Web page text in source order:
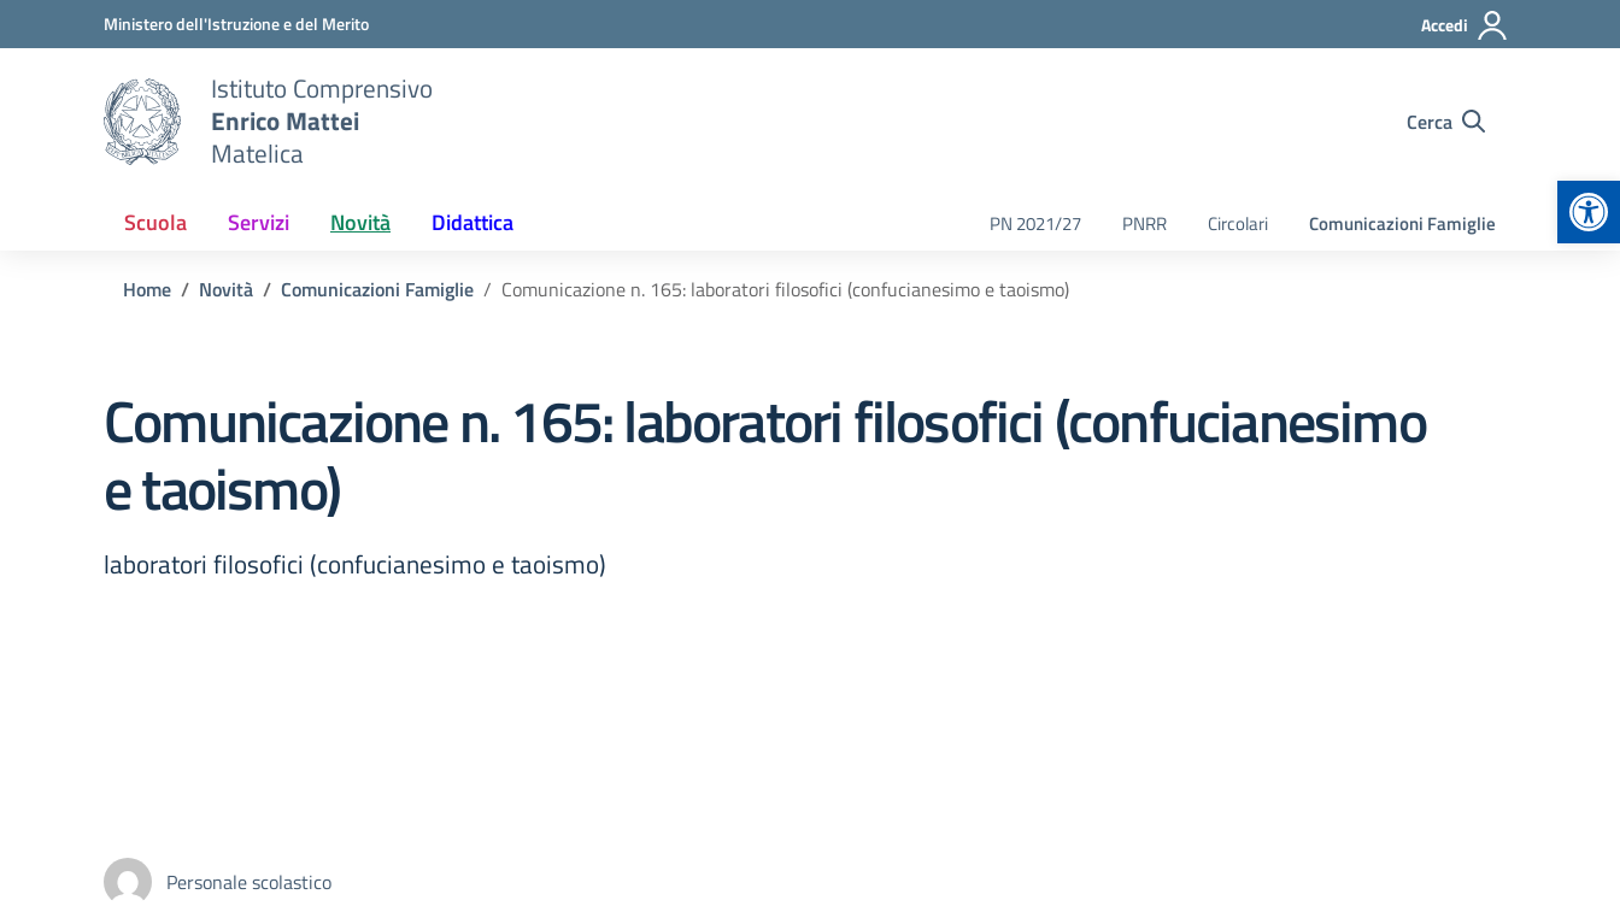
Vai ai contenuti
Vai al menu di navigazioneMinistero dell'Istruzione e del Merito Accedi
Istituto Comprensivo
Enrico Mattei
Matelica
Cerca
Scuola Servizi Novità Didattica PN 2021/27 PNRR Circolari Comunicazioni Famiglie
Home Novità Comunicazioni Famiglie Comunicazione n. 165: laboratori filosofici (confucianesimo e taoismo)
Comunicazione n. 165: laboratori filosofici (confucianesimo
e taoismo)
laboratori filosofici (confucianesimo e taoismo)
Personale scolastico